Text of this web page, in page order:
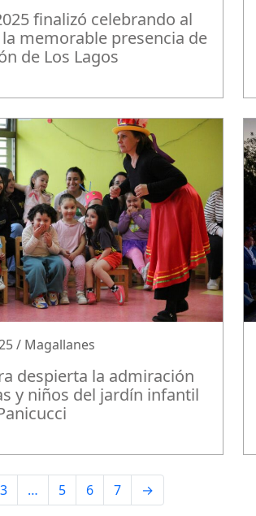
finalizó celebrando al
memorable presencia de
de Los Lagos
/ Magallanes
despierta la admiración
y niños del jardín infantil
3 … 5 6 7 →